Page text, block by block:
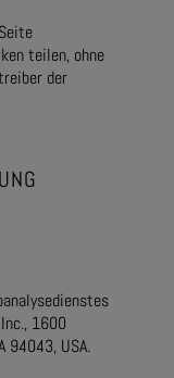
teilen, ohne
der
1600
94043, USA.